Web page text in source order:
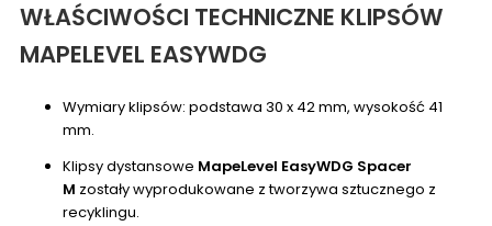
WŁAŚCIWOŚCI TECHNICZNE KLIPSÓW
MAPELEVEL EASYWDG
Wymiary klipsów: podstawa 30 x 42 mm, wysokość 41
mm.
Klipsy dystansowe MapeLevel EasyWDG Spacer
M zostały wyprodukowane z tworzywa sztucznego z
recyklingu.